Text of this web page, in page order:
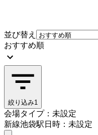
並び替え
おすすめ順
絞り込み1
会場タイプ：未設定
新線池袋駅日時：未設定